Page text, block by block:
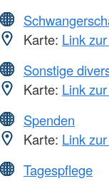
Karte: Link
Sonstige
Karte: Link
Spenden
Karte: Link
Tagespflege